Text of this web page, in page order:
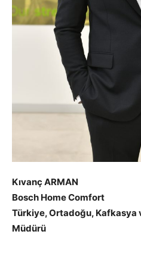
Kıvanç ARMAN
Bosch HomeComfort
Türkiye, Ortadoğu, Kafkasya
Müdürü